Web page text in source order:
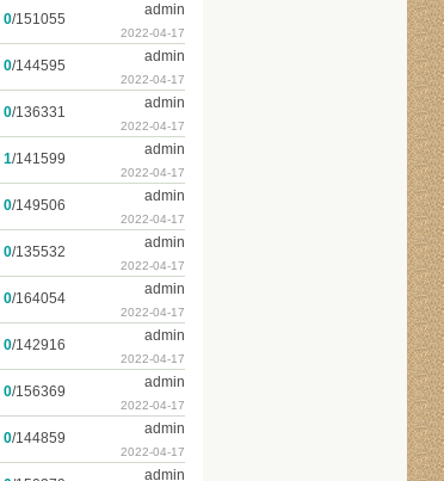
0/151055
admin
2022-04-17
0/144595
admin
2022-04-17
0/136331
admin
2022-04-17
1/141599
admin
2022-04-17
0/149506
admin
2022-04-17
0/135532
admin
2022-04-17
0/164054
admin
2022-04-17
0/142916
admin
2022-04-17
0/156369
admin
2022-04-17
0/144859
admin
2022-04-17
admin